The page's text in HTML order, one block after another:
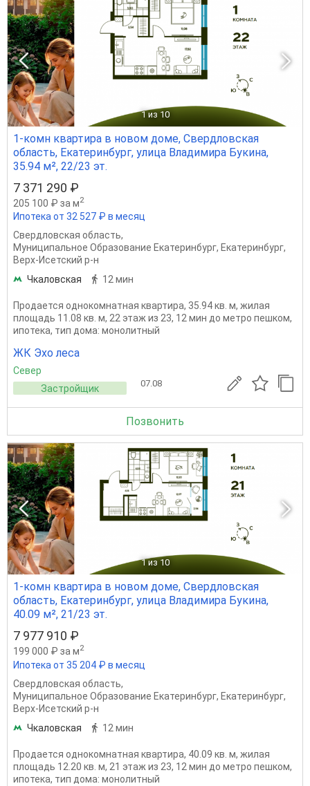
1 из 10
1-комн квартира в новом доме, Свердловская
область, Екатеринбург, улица Владимира Букина,
35.94 м², 22/23 эт.
7 371 290 ₽
205 100 ₽ за м2
Ипотека от 32 527 ₽ в месяц
Свердловская область,
Муниципальное Образование Екатеринбург, Екатеринбург,
Верх-Исетский р-н
Чкаловская
12 мин
Продается однокомнатная квартира, 35.94 кв. м, жилая
площадь 11.08 кв. м, 22 этаж из 23, 12 мин до метро пешком,
ипотека, тип дома: монолитный
ЖК Эхо леса
Север
Застройщик
07.08
Позвонить
1 из 10
1-комн квартира в новом доме, Свердловская
область, Екатеринбург, улица Владимира Букина,
40.09 м², 21/23 эт.
7 977 910 ₽
199 000 ₽ за м2
Ипотека от 35 204 ₽ в месяц
Свердловская область,
Муниципальное Образование Екатеринбург, Екатеринбург,
Верх-Исетский р-н
Чкаловская
12 мин
Продается однокомнатная квартира, 40.09 кв. м, жилая
площадь 12.20 кв. м, 21 этаж из 23, 12 мин до метро пешком,
ипотека, тип дома: монолитный